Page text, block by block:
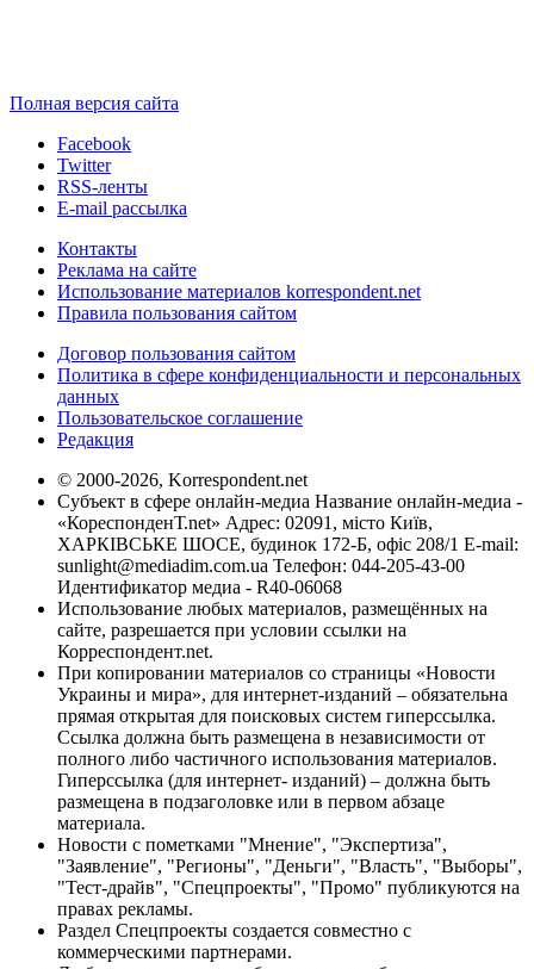
Полная версия сайта
Facebook
Twitter
RSS-ленты
E-mail рассылка
Контакты
Реклама на сайте
Использование материалов korrespondent.net
Правила пользования сайтом
Договор пользования сайтом
Политика в сфере конфиденциальности и персональных
данных
Пользовательское соглашение
Редакция
© 2000-2026, Korrespondent.net
Субъект в сфере онлайн-медиа Название онлайн-медиа -
«КореспонденТ.net» Адрес: 02091, місто Київ,
ХАРКІВСЬКЕ ШОСЕ, будинок 172-Б, офіс 208/1 E-mail:
sunlight@mediadim.com.ua Телефон: 044-205-43-00
Идентификатор медиа - R40-06068
Использование любых материалов, размещённых на
сайте, разрешается при условии ссылки на
Корреспондент.net.
При копировании материалов со страницы «Новости
Украины и мира», для интернет-изданий – обязательна
прямая открытая для поисковых систем гиперссылка.
Ссылка должна быть размещена в независимости от
полного либо частичного использования материалов.
Гиперссылка (для интернет- изданий) – должна быть
размещена в подзаголовке или в первом абзаце
материала.
Новости с пометками "Мнение", "Экспертиза",
"Заявление", "Регионы", "Деньги", "Власть", "Выборы",
"Тест-драйв", "Спецпроекты", "Промо" публикуются на
правах рекламы.
Раздел Спецпроекты создается совместно с
коммерческими партнерами.